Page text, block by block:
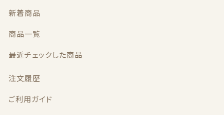
新着商品
商品一覧
最近チェックした商品
注文履歴
ご利用ガイド
ランキング
セール商品
新着商品
商品一覧